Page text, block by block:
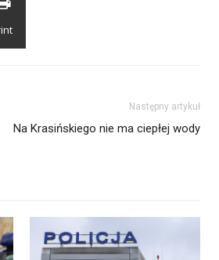
Następny artykuł
Na Krasińskiego nie ma ciepłej wody